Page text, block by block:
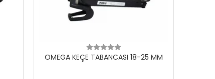
OMEGA KEÇE TABANCASI 18-25 MM